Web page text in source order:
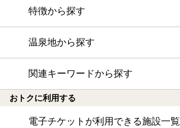
特徴から探す
温泉地から探す
関連キーワードから探す
おトクに利用する
電子チケットが利用できる施設一覧